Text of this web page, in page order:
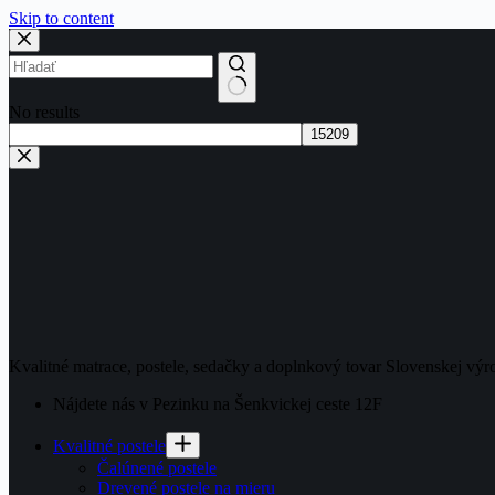
Skip to content
No results
Kvalitné matrace, postele, sedačky a doplnkový tovar Slovenskej
Nájdete nás v Pezinku na Šenkvickej ceste 12F
Kvalitné postele
Čalúnené postele
Drevené postele na mieru